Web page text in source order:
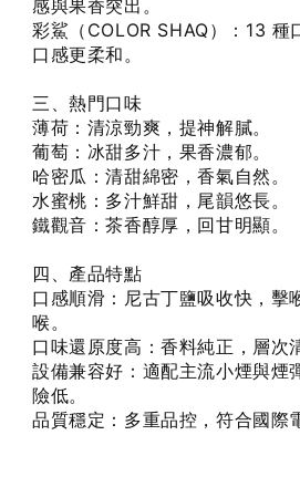
感與果香突出。
彩鯊（COLOR SHAQ）：13 種
口感更柔和。
三、熱門口味
薄荷：清涼勁爽，提神解膩。
葡萄：冰甜多汁，果香濃郁。
哈密瓜：清甜綿密，香氣自然。
水蜜桃：多汁鮮甜，尾韻悠長。
鐵觀音：茶香醇厚，回甘明顯。
四、產品特點
口感順滑：尼古丁鹽吸收快，擊
喉。
口味還原度高：香料純正，層次
設備兼容好：適配主流小煙與煙
險低。
品質穩定：多重品控，符合國際